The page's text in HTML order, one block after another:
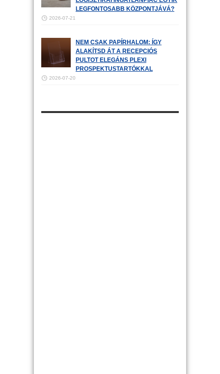
LEGFONTOSABB KÖZPONTJÁVÁ?
2026-07-21
NEM CSAK PAPÍRHALOM: ÍGY
ALAKÍTSD ÁT A RECEPCIÓS
PULTOT ELEGÁNS PLEXI
PROSPEKTUSTARTÓKKAL
2026-07-20